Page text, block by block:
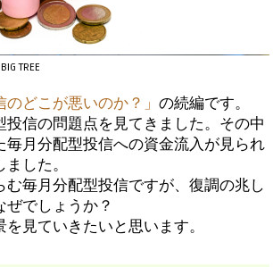
BIG TREE
のどこが悪いのか？」 の続編です。
投信の問題点を見てきました。その中
毎月分配型投信への資金流入が見られ
した。
む毎月分配型投信ですが、復調の兆し
でしょうか？
見ていきたいと思います。